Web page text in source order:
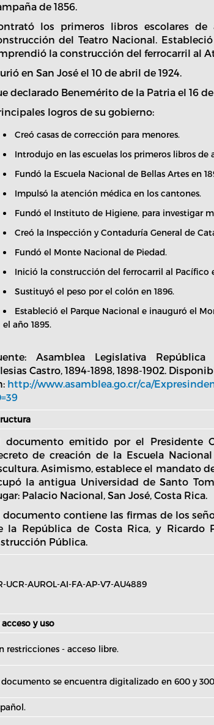
de 1856.
los primeros libros escolares
del Teatro Nacional.
la construcción del ferrocarril al
en San José el 10 de abril de 1924.
declarado Benemérito de la Patria el 16
logros de su gobierno:
Creó casas de corrección para menores.
Introdujo en las escuelas los primeros libros de
Fundó la Escuela Nacional de Bellas Artes en
Impulsó la atención médica en los cantones.
Fundó el Instituto de Higiene, para investigar
Creó la Inspección y Contaduría General de
Fundó el Monte Nacional de Piedad.
Inició la construcción del ferrocarril al Pacífico
Sustituyó el peso por el colón en 1896.
Estableció el Parque Nacional e inauguró el
el año 1895.
Asamblea Legislativa República
Castro, 1894-1898, 1898-1902.
http://www.asamblea.go.cr/ca/
documento emitido por el Presidente
de creación de la Escuela
Asimismo, establece el mandato
la antigua Universidad de Santo
Palacio Nacional, San José, Costa Rica.
documento contiene las firmas de los
la República de Costa Rica, y Ricardo
Pública.
UCR-AUROL-AI-FA-AP-V7-AU4889
y uso
restricciones - acceso libre.
documento se encuentra digitalizado en 600 y